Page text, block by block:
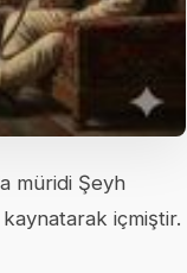
müridi Şeyh
içmiştir.